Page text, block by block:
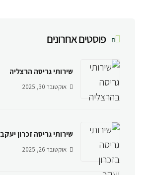
פוסטים אחרונים
שירותי גריסה הרצליה
אוקטובר 30, 2025
שירותי גריסה זכרון יעקב
אוקטובר 26, 2025